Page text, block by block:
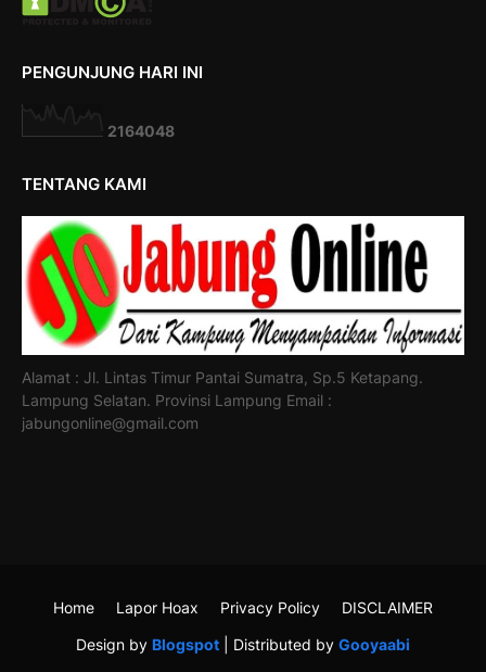
PENGUNJUNG HARI INI
2164048
TENTANG KAMI
Alamat : Jl. Lintas Timur Pantai Sumatra, Sp.5 Ketapang.
Lampung Selatan. Provinsi Lampung Email :
jabungonline@gmail.com
Design by Blogspot | Distributed by Gooyaabi
Home Lapor Hoax Privacy Policy DISCLAIMER